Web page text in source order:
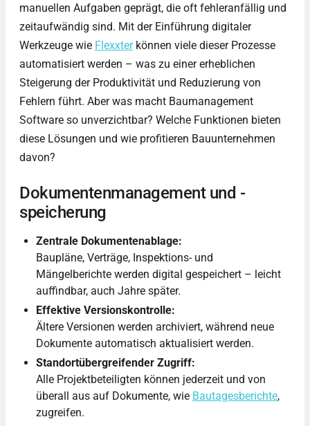
manuellen Aufgaben geprägt, die oft fehleranfällig und
zeitaufwändig sind. Mit der Einführung digitaler
Werkzeuge wie Flexxterkönnen viele dieser Prozesse
automatisiert werden – was zu einer erheblichen
Steigerung der Produktivität und Reduzierung von
Fehlern führt. Aber was macht Baumanagement
Software so unverzichtbar? Welche Funktionen bieten
diese Lösungen und wie profitieren Bauunternehmen
davon?
Dokumentenmanagement und -
speicherung
Zentrale Dokumentenablage:
Baupläne, Verträge, Inspektions- und
Mängelberichte werden digital gespeichert – leicht
auffindbar, auch Jahre später.
Effektive Versionskontrolle:
Ältere Versionen werden archiviert, während neue
Dokumente automatisch aktualisiert werden.
Standortübergreifender Zugriff:
Alle Projektbeteiligten können jederzeit und von
überall aus auf Dokumente, wie Bautagesberichte,
zugreifen.